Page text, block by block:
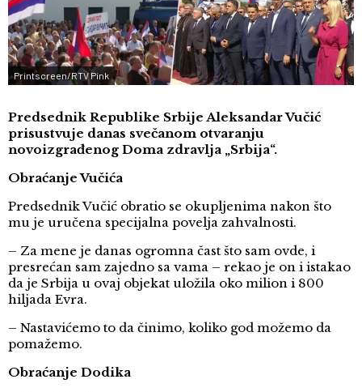
Printscreen/RTV Pink
Predsednik Republike Srbije Aleksandar Vučić
prisustvuje danas svečanom otvaranju
novoizgrađenog Doma zdravlja „Srbija“.
Obraćanje Vučića
Predsednik Vučić obratio se okupljenima nakon što
mu je uručena specijalna povelja zahvalnosti.
– Za mene je danas ogromna čast što sam ovde, i
presrećan sam zajedno sa vama – rekao je on i istakao
da je Srbija u ovaj objekat uložila oko milion i 800
hiljada Evra.
– Nastavićemo to da činimo, koliko god možemo da
pomažemo.
Obraćanje Dodika